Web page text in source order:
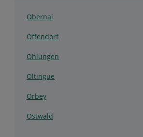
Obernai
Offendorf
Ohlungen
Oltingue
Orbey
Ostwald